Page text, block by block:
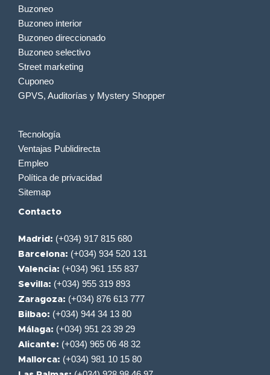
Buzoneo
Buzoneo interior
Buzoneo direccionado
Buzoneo selectivo
Street marketing
Cuponeo
GPVS, Auditorías y Mystery Shopper
Tecnología
Ventajas Publidirecta
Empleo
Política de privacidad
Sitemap
Contacto
Madrid: (+034) 917 815 680
Barcelona: (+034) 934 520 131
Valencia: (+034) 961 155 837
Sevilla: (+034) 955 319 893
Zaragoza: (+034) 876 613 777
Bilbao: (+034) 944 34 13 80
Málaga: (+034) 951 23 39 29
Alicante: (+034) 965 06 48 32
Mallorca: (+034) 981 10 15 80